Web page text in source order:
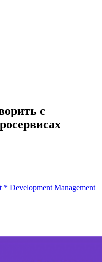
с
* Development Management